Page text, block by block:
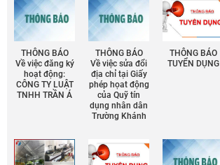
THÔNG BÁO
Về việc đăng ký
hoạt động:
CÔNG TY LUẬT
TNHH TRẦN Á
THÔNG BÁO
Về việc sửa đổi
địa chỉ tại Giấy
phép họat động
của Quỹ tín
dụng nhân dân
Trường Khánh
THÔNG BÁO
TUYỂN DỤNG